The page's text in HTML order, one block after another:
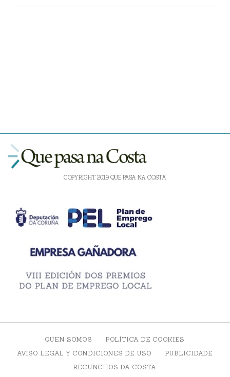
COPYRIGHT 2019 QUE PASA NA COSTA
QUEN SOMOS
POLÍTICA DE COOKIES
AVISO LEGAL Y CONDICIONES DE USO
PUBLICIDADE
RECUNCHOS DA COSTA